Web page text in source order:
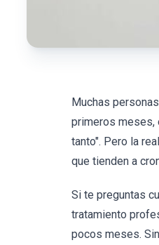
Muchas
primeros meses,
tanto". Pero la
que tienden a
Si te preguntas
tratamiento
pocos meses.